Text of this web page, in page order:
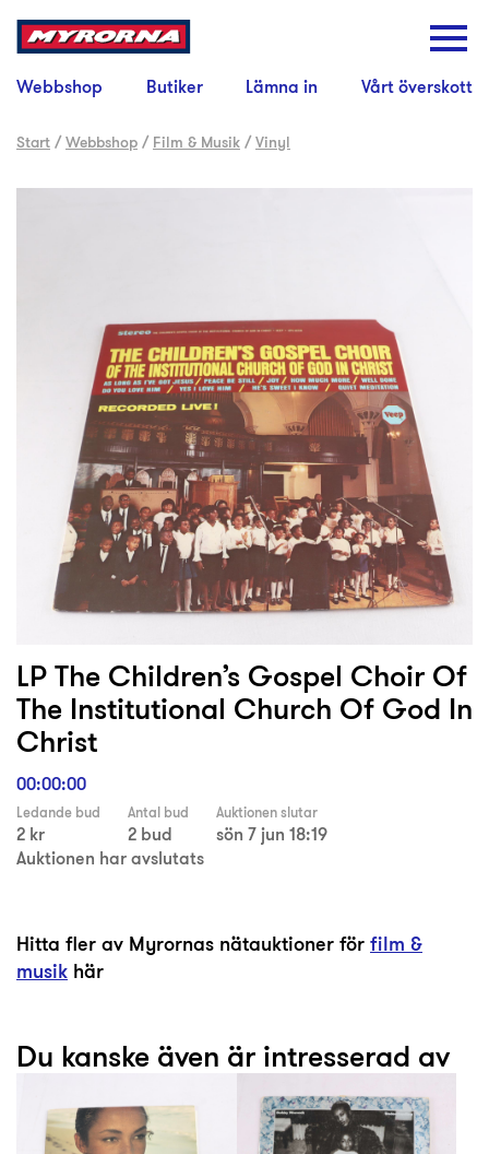
Webbshop Butiker Lämna in Vårt överskott
Start /Webbshop / Film & Musik /Vinyl
LP The Children’s Gospel Choir Of
The Institutional Church Of God In
Christ
00:00:00
Ledande bud
2 kr
Antal bud
2 bud
Auktionen slutar
sön 7 jun 18:19
Auktionen har avslutats
Hitta fler av Myrornas nätauktioner förfilm &
musik här
Du kanske även är intresserad av